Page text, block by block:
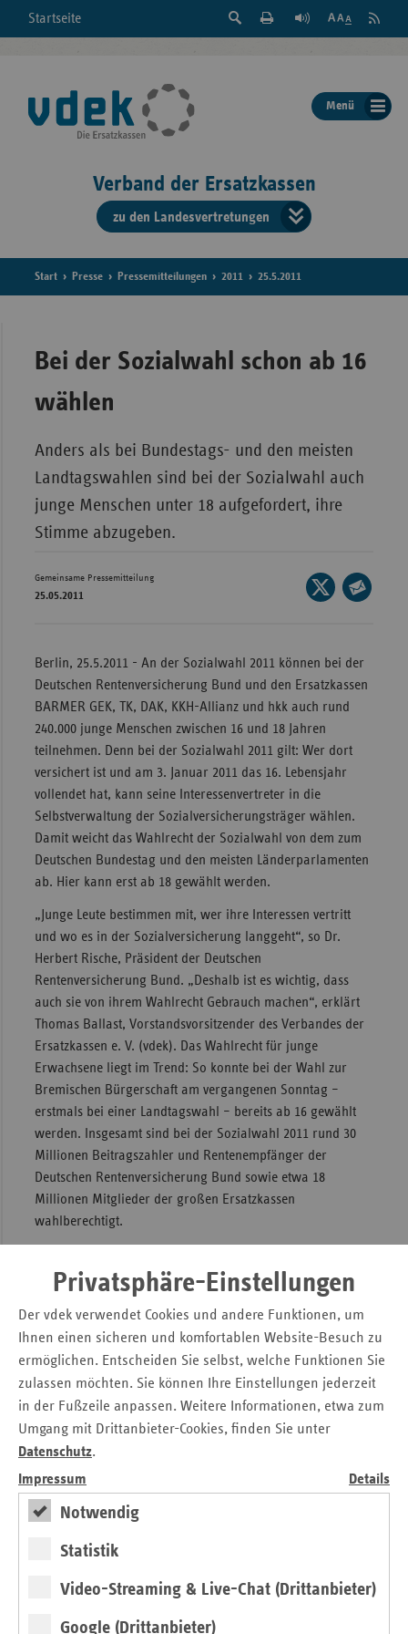
Privatsphäre-Einstellungen
Der vdek verwendet Cookies und andere Funktionen, um
Ihnen einen sicheren und komfortablen Website-Besuch zu
ermöglichen. Entscheiden Sie selbst, welche Funktionen Sie
zulassen möchten. Sie können Ihre Einstellungen jederzeit
in der Fußzeile anpassen. Weitere Informationen, etwa zum
Umgang mit Drittanbieter-Cookies, finden Sie unter
Datenschutz.
Impressum
Details
Notwendig
Statistik
Video-Streaming & Live-Chat (Drittanbieter)
Google (Drittanbieter)
Startseite
Suche
der
Seite
Feed
Menü
Verband der Ersatzkassen
zu den Landesvertretungen
der
Hessen
Start Presse Pressemitteilungen 2011 25.5.2011
Bei der Sozialwahl schon ab 16
wählen
Anders als bei Bundestags- und den meisten
Landtagswahlen sind bei der Sozialwahl auch
junge Menschen unter 18 aufgefordert, ihre
Stimme abzugeben.
Gemeinsame Pressemitteilung
25.05.2011
Seite
auf
Berlin, 25.5.2011 - An der Sozialwahl 2011 können bei der
Deutschen Rentenversicherung Bund und den Ersatzkassen
BARMER GEK, TK, DAK, KKH-Allianz und hkk auch rund
240.000 junge Menschen zwischen 16 und 18 Jahren
teilnehmen. Denn bei der Sozialwahl 2011 gilt: Wer dort
versichert ist und am 3. Januar 2011 das 16. Lebensjahr
vollendet hat, kann seine Interessenvertreter in die
Selbstverwaltung der Sozialversicherungsträger wählen.
Damit weicht das Wahlrecht der Sozialwahl von dem zum
Deutschen Bundestag und den meisten Länderparlamenten
ab. Hier kann erst ab 18 gewählt werden.
„Junge Leute bestimmen mit, wer ihre Interessen vertritt
und wo es in der Sozialversicherung langgeht“, so Dr.
Herbert Rische, Präsident der Deutschen
Rentenversicherung Bund. „Deshalb ist es wichtig, dass
auch sie von ihrem Wahlrecht Gebrauch machen“, erklärt
Thomas Ballast, Vorstandsvorsitzender des Verbandes der
Ersatzkassen e. V. (vdek). Das Wahlrecht für junge
Erwachsene liegt im Trend: So konnte bei der Wahl zur
Bremischen Bürgerschaft am vergangenen Sonntag –
erstmals bei einer Landtagswahl – bereits ab 16 gewählt
werden. Insgesamt sind bei der Sozialwahl 2011 rund 30
Millionen Beitragszahler und Rentenempfänger der
Deutschen Rentenversicherung Bund sowie etwa 18
Millionen Mitglieder der großen Ersatzkassen
wahlberechtigt.
portofrei. Spätestens am 1. Juni 2011 muss der ausgefüllte
Stimmzettel bei dem jeweiligen Sozialversicherungsträger
eingegangen sein. Wer wahlberechtigt ist und noch keine
Wahlunterlagen erhalten hat, kann diese jetzt noch bei
seinem Sozialversicherungsträger anfordern. Aktuelle
Informationen zur Sozialwahl gibt es auf
www.sozialwahl.de
im Internet sowie bei Facebook und
Twitter unterwww.facebook.com/sozialwahl2011
www.twitter.com/sozialwahl_2011
Kontakt
Infobüro Sozialwahl 2011
Telefon: 030 24086-616